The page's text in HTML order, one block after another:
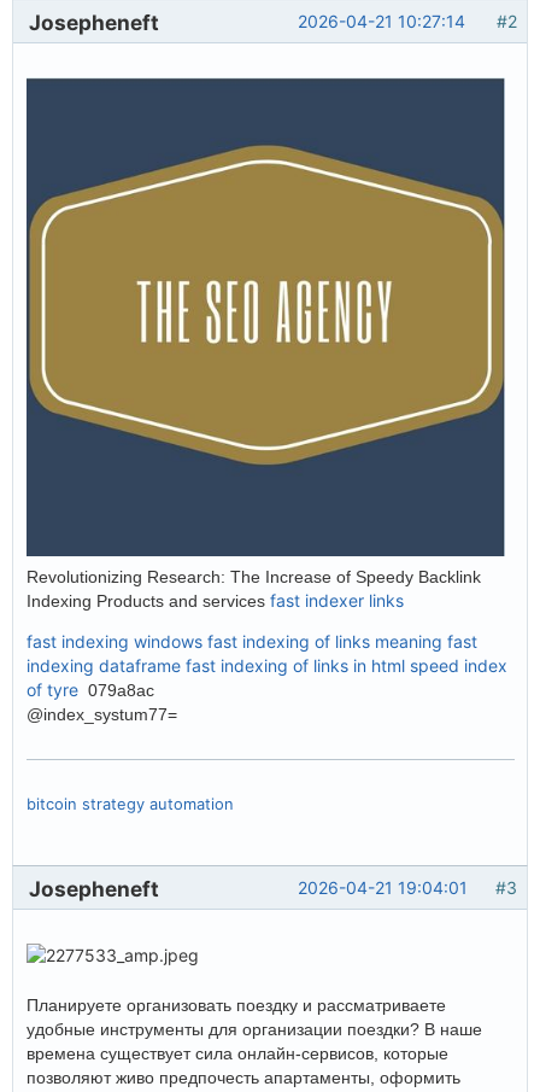
#2
2026-04-21 10:27:14
Josepheneft
Revolutionizing Research: The Increase of Speedy Backlink
Indexing Products and services fast indexer links
fast indexing windows fast indexing of links meaning fast
indexing dataframe fast indexing of links in html speed index
of tyre 079a8ac
@index_systum77=
bitcoin strategy automation
#3
2026-04-21 19:04:01
Josepheneft
Планируете организовать поездку и рассматриваете
удобные инструменты для организации поездки? В наше
времена существует сила онлайн-сервисов, которые
позволяют живо предпочесть апартаменты, оформить